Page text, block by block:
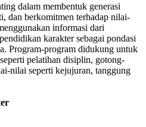
dalam membentuk generasi
dan berkomitmen terhadap nilai-
informasi dari
karakter sebagai pondasi
Program-program didukung untuk
pelatihan disiplin, gotong-
nilai seperti kejujuran, tanggung